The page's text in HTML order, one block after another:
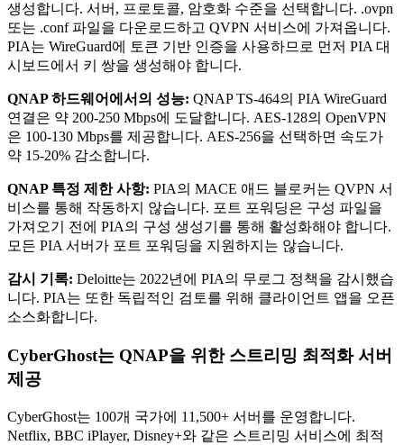
생성합니다. 서버, 프로토콜, 암호화 수준을 선택합니다. .ovpn
또는 .conf 파일을 다운로드하고 QVPN 서비스에 가져옵니다.
PIA는 WireGuard에 토큰 기반 인증을 사용하므로 먼저 PIA 대
시보드에서 키 쌍을 생성해야 합니다.
QNAP 하드웨어에서의 성능: QNAP TS-464의 PIA WireGuard
연결은 약 200-250 Mbps에 도달합니다. AES-128의 OpenVPN
은 100-130 Mbps를 제공합니다. AES-256을 선택하면 속도가
약 15-20% 감소합니다.
QNAP 특정 제한 사항: PIA의 MACE 애드 블로커는 QVPN 서
비스를 통해 작동하지 않습니다. 포트 포워딩은 구성 파일을
가져오기 전에 PIA의 구성 생성기를 통해 활성화해야 합니다.
모든 PIA 서버가 포트 포워딩을 지원하지는 않습니다.
감시 기록: Deloitte는 2022년에 PIA의 무로그 정책을 감시했습
니다. PIA는 또한 독립적인 검토를 위해 클라이언트 앱을 오픈
소스화합니다.
CyberGhost는 QNAP을 위한 스트리밍 최적화 서버
제공
CyberGhost는 100개 국가에 11,500+ 서버를 운영합니다.
Netflix, BBC iPlayer, Disney+와 같은 스트리밍 서비스에 최적